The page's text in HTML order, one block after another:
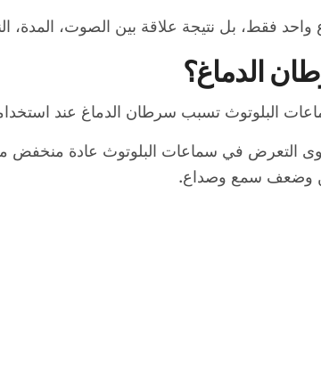
فقط، بل نتيجة علاقة بين الصوت، المدة،
الدماغ؟
البلوتوث تسبب سرطان الدماغ عند
التعرض في سماعات البلوتوث عادة منخفض
وضعف سمع وصداع.